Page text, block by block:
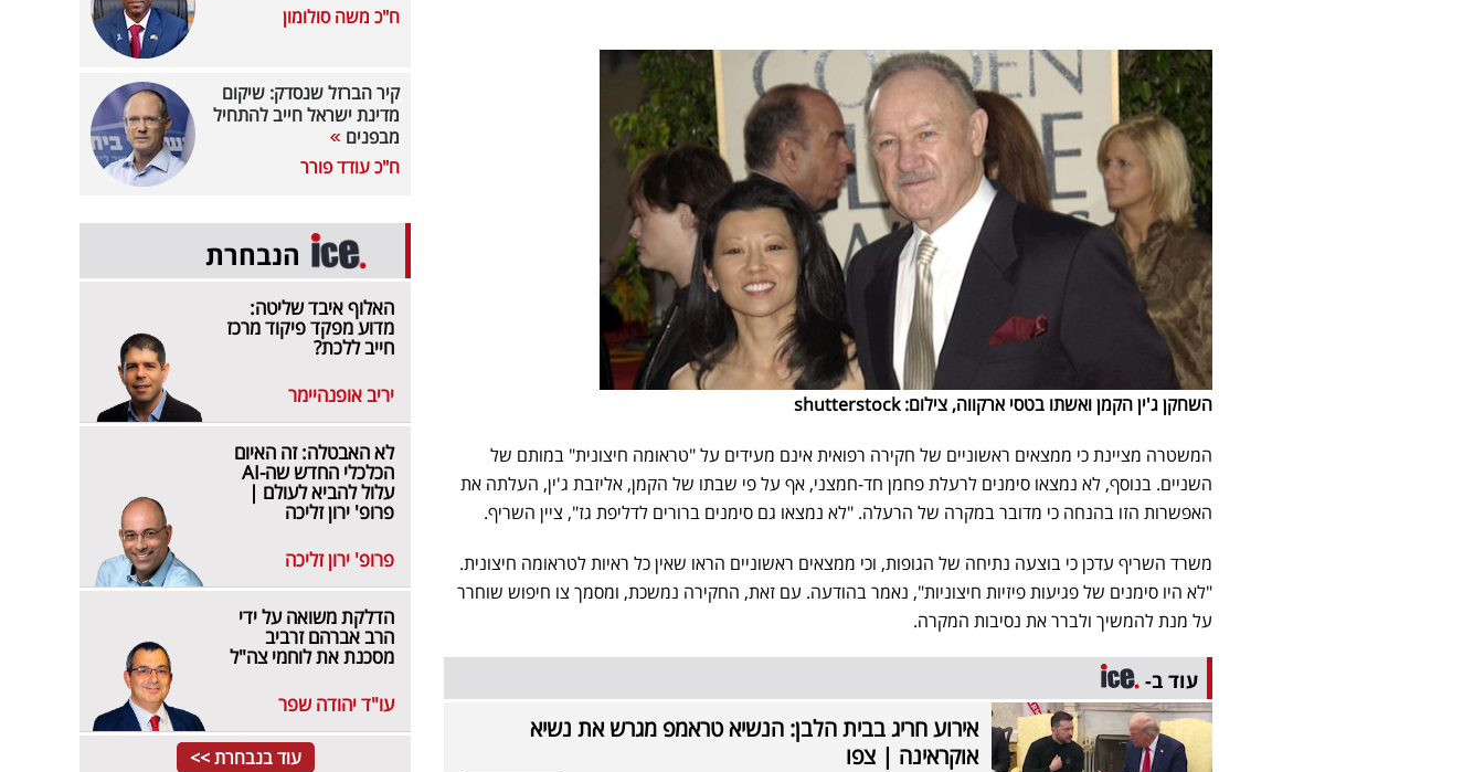
השחקן ג'ין הקמן ואשתו בטסי ארקווה, צילום: shutterstock
המשטרה מציינת כי ממצאים ראשוניים של חקירה רפואית אינם מעידים על "טראומה חיצונית" במותם של
השניים. בנוסף, לא נמצאו סימנים לרעלת פחמן חד-חמצני, אף על פי שבתו של הקמן, אליזבת ג'ין, העלתה את
האפשרות הזו בהנחה כי מדובר במקרה של הרעלה. "לא נמצאו גם סימנים ברורים לדליפת גז", ציין השריף.
משרד השריף עדכן כי בוצעה נתיחה של הגופות, וכי ממצאים ראשוניים הראו שאין כל ראיות לטראומה חיצונית.
"לא היו סימנים של פגיעות פיזיות חיצוניות", נאמר בהודעה. עם זאת, החקירה נמשכת, ומסמך צו חיפוש שוחרר
על מנת להמשיך ולברר את נסיבות המקרה.
עוד ב-
אירוע חריג בבית הלבן: הנשיא טראמפ מגרש את נשיא
אוקראינה | צפו
ח"כ משה סולומון
קיר הברזל שנסדק: שיקום
מדינת ישראל חייב להתחיל
מבפנים
ח"כ עודד פורר
הנבחרת
האלוף איבד שליטה:
מדוע מפקד פיקוד מרכז
חייב ללכת?
יריב אופנהיימר
לא האבטלה: זה האיום
הכלכלי החדש שה-AI
עלול להביא לעולם |
פרופ' ירון זליכה
פרופ' ירון זליכה
הדלקת משואה על ידי
הרב אברהם זרביב
מסכנת את לוחמי צה"ל
עו"ד יהודה שפר
עוד בנבחרת >>